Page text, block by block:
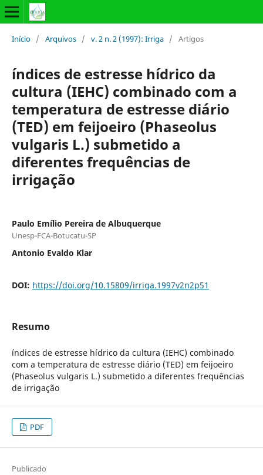
Início / Arquivos / v. 2 n. 2 (1997): Irriga / Artigos
índices de estresse hídrico da
cultura (IEHC) combinado com a
temperatura de estresse diário
(TED) em feijoeiro (Phaseolus
vulgaris L.) submetido a
diferentes frequências de
irrigação
Paulo Emílio Pereira de Albuquerque
Unesp-FCA-Botucatu-SP
Antonio Evaldo Klar
DOI: https://doi.org/10.15809/irriga.1997v2n2p51
Resumo
índices de estresse hídrico da cultura (IEHC) combinado
com a temperatura de estresse diário (TED) em feijoeiro
(Phaseolus vulgaris L.) submetido a diferentes frequências
de irrigação
PDF
Publicado